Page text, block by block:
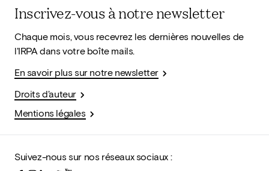
Inscrivez-vous à notre newsletter
Chaque mois, vous recevrez les dernières nouvelles de
l'IRPA dans votre boîte mails.
En savoir plus sur notre newsletter
Droits d'auteur
Mentions légales
Suivez-nous sur nos réseaux sociaux :